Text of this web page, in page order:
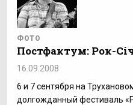
ФОТО
Постфактум: Рок-
16.09.2008
6 и 7 сентября на
долгожданный фестиваль